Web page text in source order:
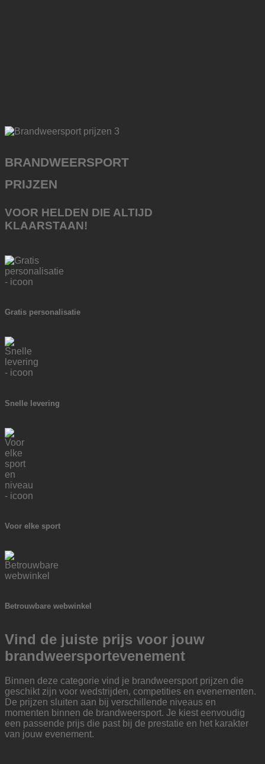
BRANDWEERSPORT
PRIJZEN
VOOR HELDEN DIE ALTIJD
KLAARSTAAN!
Gratis personalisatie
Snelle levering
Voor elke sport
Betrouwbare webwinkel
Vind de juiste prijs voor jouw
brandweersportevenement
Binnen deze categorie vind je brandweersport prijzen die
geschikt zijn voor wedstrijden, competities en evenementen.
De prijzen sluiten aan bij verschillende niveaus en
momenten binnen de brandweersport. Je kiest eenvoudig
een passende prijs die past bij de prestatie en het karakter
van jouw evenement.